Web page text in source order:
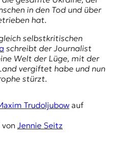
in den Tod und über
hat.
selbstkritischen
schreibt der Journalist
Welt der Lüge, mit der
vergiftet habe und nun
stürzt.
Trudoljubowauf
von Jennie Seitz